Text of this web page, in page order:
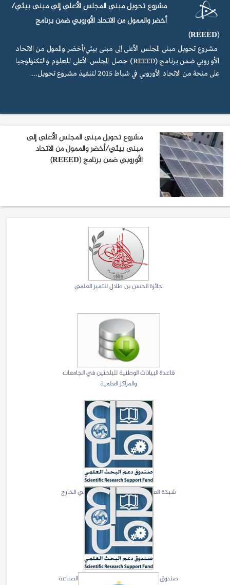
مشروع تحويل مبنى المجلس الأعلى إلى مبنى بيئي/
أخضر والممول من الاتحاد الأوروبي ضمن برنامج
(REEED)
مشروع تحويل مبنى المجلس الأعلى إلى مبنى بيئي/أخضر والممول من الاتحاد
الأوروبي ضمن برنامج (REEED) حصل المجلس الأعلى للعلوم والتكنولوجيا
على منحة من الاتحاد الأوروبي في شباط 2015 لتنفيذ مشروع تحويل...
مشروع تحويل مبنى المجلس الأعلى إلى
مبنى بيئي/أخضر والممول من الاتحاد
الأوروبي ضمن برنامج (REEED)
جائزة الحسن بن طلال للتميز العلمي
قاعدة البيانات الوطنية للباحثين في الجامعات
والمراكز العلمية
شبكة العلماء والتكنلوجيين الاردنيين في الخارج
(JoSTA)
صندوق دعم البحث العلمي والتطوير في الصناعة